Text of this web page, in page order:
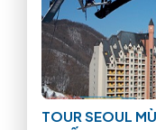
TOUR SEOUL